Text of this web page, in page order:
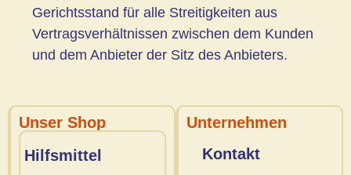
Gerichtsstand für alle Streitigkeiten aus
Vertragsverhältnissen zwischen dem Kunden
und dem Anbieter der Sitz des Anbieters.
Unser Shop
Hilfsmittel
Unternehmen
Kontakt